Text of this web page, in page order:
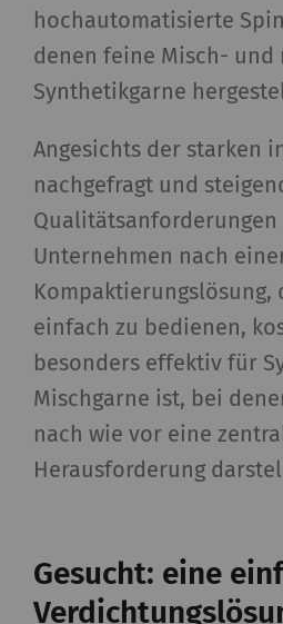
hochautomatisierte
denen feine Misch- und
Synthetikgarne
Angesichts der starken
nachgefragt und
Qualitätsanforderungen
Unternehmen nach
Kompaktierungslösung,
einfach zu bedienen,
besonders effektiv für
Mischgarne ist, bei
nach wie vor eine
Herausforderung
Gesucht: eine